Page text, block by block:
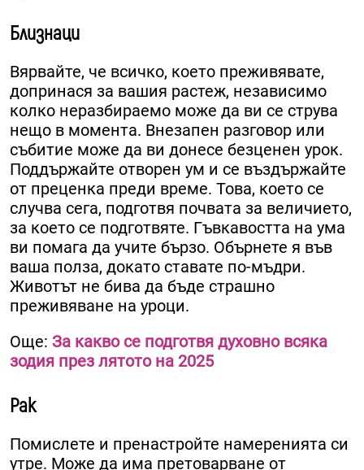
Близнаци
Вярвайте, че всичко, което преживявате,
допринася за вашия растеж, независимо
колко неразбираемо може да ви се струва
нещо в момента. Внезапен разговор или
събитие може да ви донесе безценен урок.
Поддържайте отворен ум и се въздържайте
от преценка преди време. Това, което се
случва сега, подготвя почвата за величието,
за което се подготвяте. Гъвкавостта на ума
ви помага да учите бързо. Обърнете я във
ваша полза, докато ставате по-мъдри.
Животът не бива да бъде страшно
преживяване на уроци.
Още: За какво се подготвя духовно всяка
зодия през лятото на 2025
Рак
Помислете и пренастройте намеренията си
утре. Може да има претоварване от